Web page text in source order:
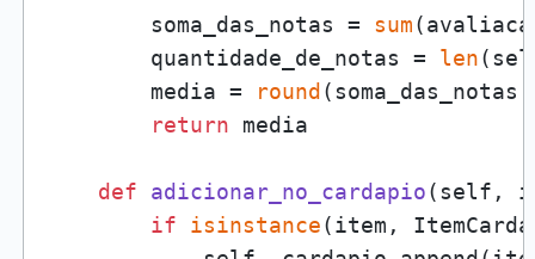
        soma_das_notas =
sum
        quantidade_de_notas =
len
        media =
round
return media
def adicionar_no_cardapio(self,
if
isinstance(item,